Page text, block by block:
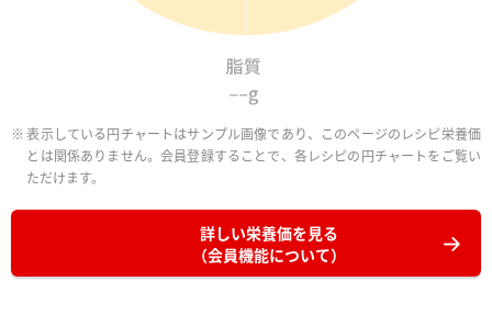
表示している円チャートはサンプル画像であり、このページのレシピ栄養価
とは関係ありません。会員登録することで、各レシピの円チャートをご覧い
ただけます。
詳しい栄養価を見る
（会員機能について）